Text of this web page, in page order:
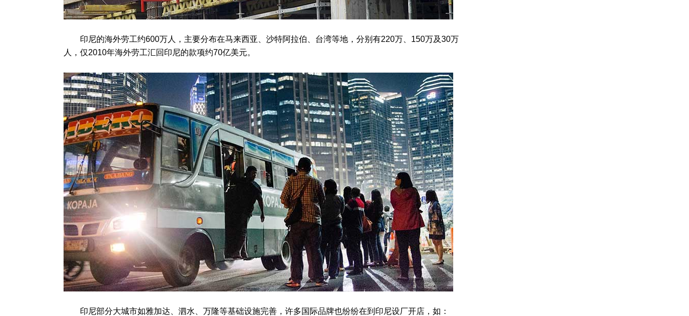
印尼的海外劳工约600万人，主要分布在马来西亚、沙特阿拉伯、台湾等地，分别有220万、150万及30万
人，仅2010年海外劳工汇回印尼的款项约70亿美元。
印尼部分大城市如雅加达、泗水、万隆等基础设施完善，许多国际品牌也纷纷在到印尼设厂开店，如：